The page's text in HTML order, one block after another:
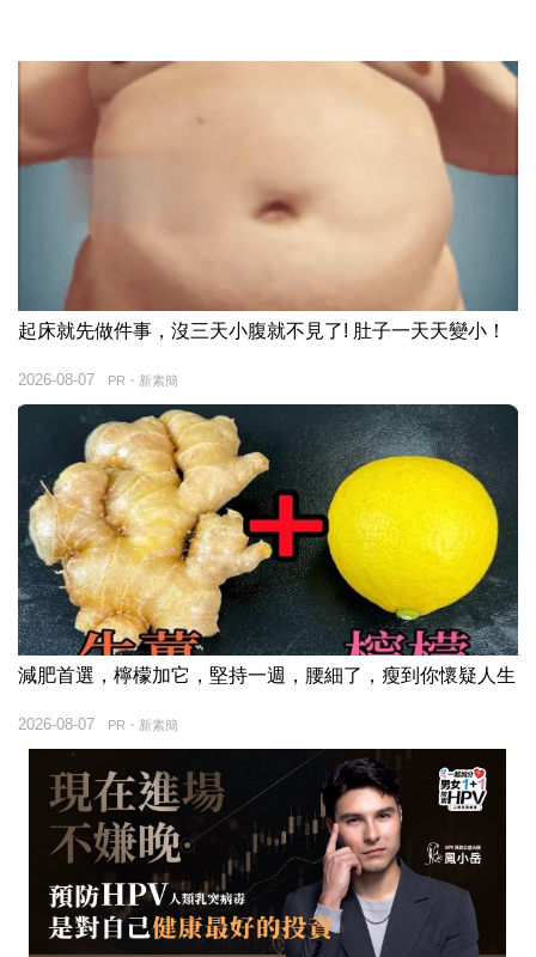
起床就先做件事，沒三天小腹就不見了! 肚子一天天變小！
PR・新素簡
2026-08-07
減肥首選，檸檬加它，堅持一週，腰細了，瘦到你懷疑人生
PR・新素簡
2026-08-07